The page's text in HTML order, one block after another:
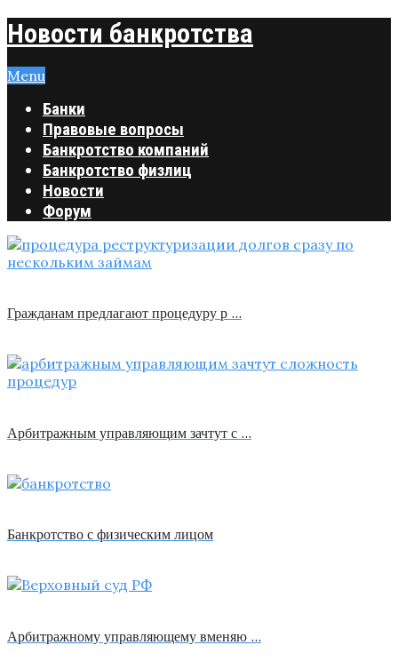
Новости банкротства
Menu
Банки
Правовые вопросы
Банкротство компаний
Банкротство физлиц
Новости
Форум
Гражданам предлагают процедуру р …
Арбитражным управляющим зачтут с …
Банкротство с физическим лицом
Арбитражному управляющему вменяю …